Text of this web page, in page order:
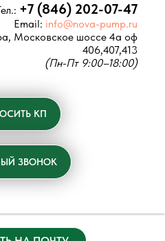
+7 (846) 202-07-47
Email: info@nova-pump.ru
Московское шоссе 4а оф
406,407,413
(Пн-Пт 9:00–18:00)
КП
ЗВОНОК